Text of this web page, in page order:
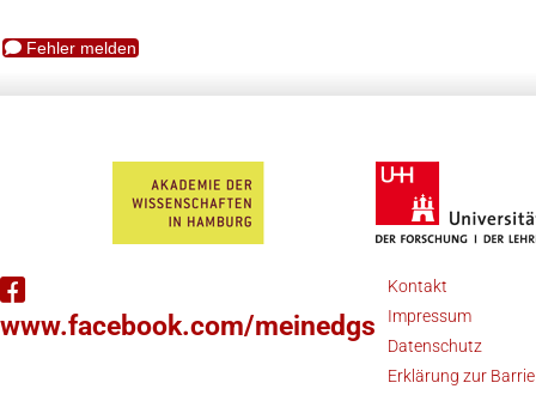
Fehler melden
www.facebook.com/meinedgs
Kontakt
Impressum
Datenschutz
Erklärung zur